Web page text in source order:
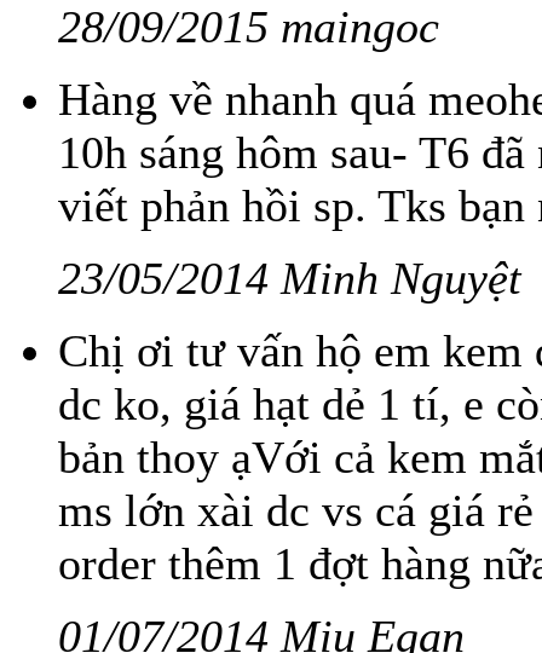
28/09/2015 maingoc
Hàng về nhanh quá
10h sáng hôm sau- T6
viết phản hồi sp. Tks
23/05/2014 Minh Nguyệt
Chị ơi tư vấn hộ em kem
dc ko, giá hạt dẻ 1 tí, e
bản thoy ạVới cả kem
ms lớn xài dc vs cá giá
order thêm 1 đợt hàng
01/07/2014 Miu Egan